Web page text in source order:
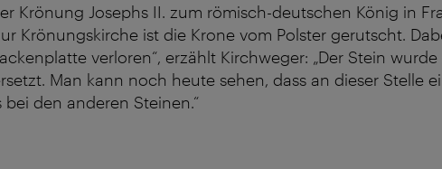
Krönung Josephs II. zum römisch-deutschen König in
Krönungskirche ist die Krone vom Polster gerutscht.
verloren“, erzählt Kirchweger: „Der Stein
Man kann noch heute sehen, dass an dieser Stelle
bei den anderen Steinen.“